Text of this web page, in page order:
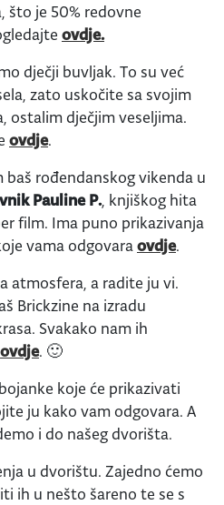
što je 50% redovne
ovdje.
dječji buvljak. To su već
zato uskočite sa svojim
ostalim dječjim veseljima.
ovdje.
baš rođendanskog vikenda u
Pauline P., knjiškog hita
film. Ima puno prikazivanja
vama odgovaraovdje.
atmosfera, a radite ju vi.
Brickzine na izradu
Svakako nam ih
ovdje. 🙂
koje će prikazivati
ju kako vam odgovara. A
i do našeg dvorišta.
u dvorištu. Zajedno ćemo
ih u nešto šareno te se s